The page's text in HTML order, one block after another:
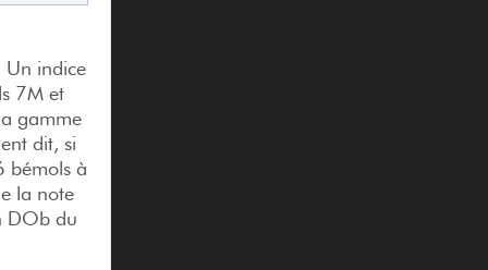
Un indice
7M et
gamme
dit, si
bémols à
la note
DOb du